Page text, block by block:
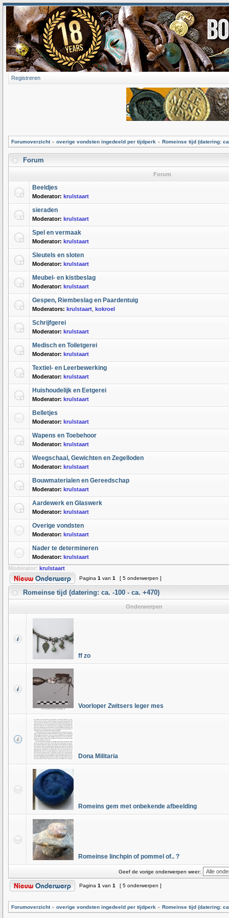
Registreren
Forumoverzicht» overige vondsten ingedeeld per tijdperk » Romeinse tijd (datering:
Forum
Forum
Beeldjes
Moderator: krulstaart
sieraden
Moderator: krulstaart
Spel en vermaak
Moderator: krulstaart
Sleutels en sloten
Moderator: krulstaart
Meubel- en kistbeslag
Moderator: krulstaart
Gespen, Riembeslag en Paardentuig
Moderators: krulstaart kokroel
Schrijfgerei
Moderator: krulstaart
Medisch en Toiletgerei
Moderator: krulstaart
Textiel- en Leerbewerking
Moderator: krulstaart
Huishoudelijk en Eetgerei
Moderator: krulstaart
Belletjes
Moderator: krulstaart
Wapens en Toebehoor
Moderator: krulstaart
Weegschaal, Gewichten en Zegelloden
Moderator: krulstaart
Bouwmaterialen en Gereedschap
Moderator: krulstaart
Aardewerk en Glaswerk
Moderator: krulstaart
Overige vondsten
Moderator: krulstaart
Nader te determineren
Moderator: krulstaart
Moderator: krulstaart
Pagina 1 van 1 [ 5 onderwerpen ]
Romeinse tijd (datering: ca. -100 - ca. +470)
Onderwerpen
ff zo
Voorloper Zwitsers leger mes
Dona Militaria
Romeins gem met onbekende afbeelding
Romeinse linchpin of pommel of.. ?
Geef de vorige onderwerpen weer:
Pagina 1 van 1 [ 5 onderwerpen ]
Forumoverzicht» overige vondsten ingedeeld per tijdperk » Romeinse tijd (datering: